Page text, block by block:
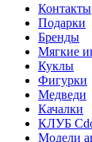
Контакты
Подарки
Бренды
Мягкие
Куклы
Фигурки
Медведи
Качалки
КЛУБ
Модели